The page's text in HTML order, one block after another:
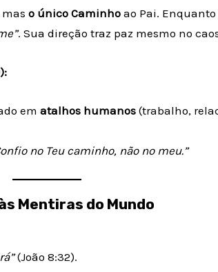
maso único Caminho ao Pai.
. Sua direção traz paz mesmo no
ematalhos humanos (trabalho,
no Teu caminho, não no meu.”
Mentiras do Mundo
(João 8:32).